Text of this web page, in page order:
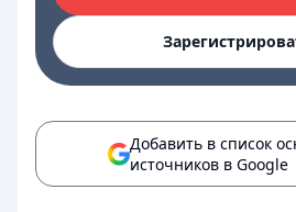
Добавить в список
источников в Google